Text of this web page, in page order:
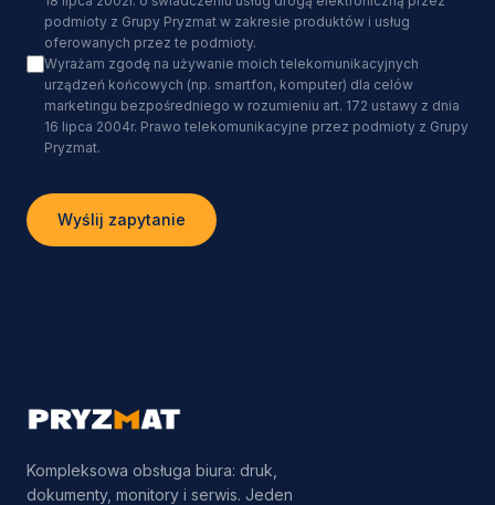
podmioty z Grupy Pryzmat w zakresie produktów i usług
oferowanych przez te podmioty.
Wyrażam zgodę na używanie moich telekomunikacyjnych
urządzeń końcowych (np. smartfon, komputer) dla celów
marketingu bezpośredniego w rozumieniu art. 172 ustawy z dnia
16 lipca 2004r. Prawo telekomunikacyjne przez podmioty z Grupy
Pryzmat.
Wyślij zapytanie
Kompleksowa obsługa biura: druk,
dokumenty, monitory i serwis. Jeden